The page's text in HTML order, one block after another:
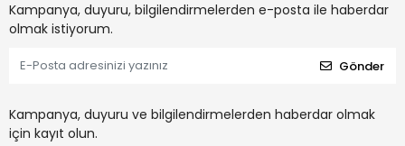
Kampanya, duyuru, bilgilendirmelerden e-posta ile haberdar
olmak istiyorum.
Gönder
Kampanya, duyuru ve bilgilendirmelerden haberdar olmak
için kayıt olun.